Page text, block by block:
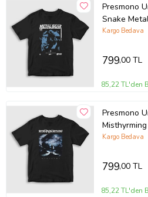
Presmono
Snake
467159tt
Kargo Bedava
799,00 TL
85,22 TL'den
Presmono
428592tt
Kargo Bedava
799,00 TL
85,22 TL'den